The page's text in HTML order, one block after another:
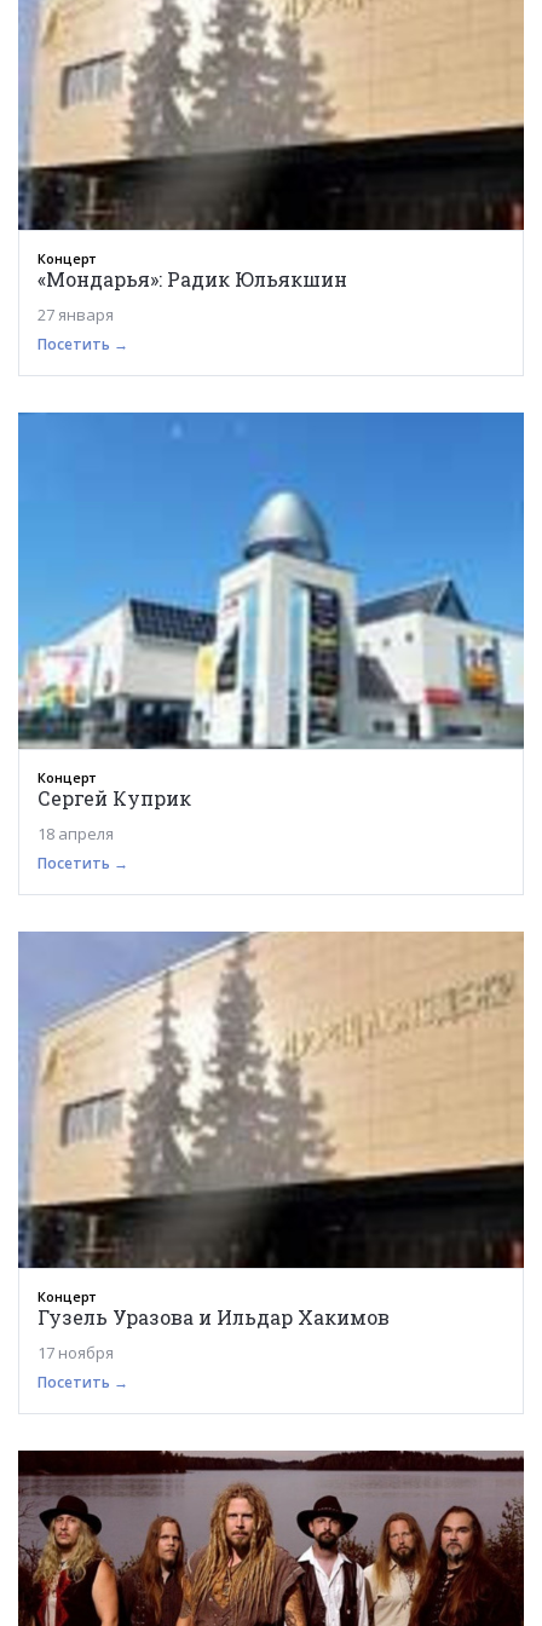
Концерт
«Мондарья»: Радик Юльякшин
27 января
Посетить →
Концерт
Сергей Куприк
18 апреля
Посетить →
Концерт
Гузель Уразова и Ильдар Хакимов
17 ноября
Посетить →